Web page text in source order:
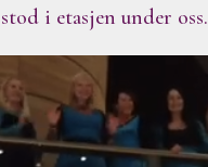
i etasjen under oss.